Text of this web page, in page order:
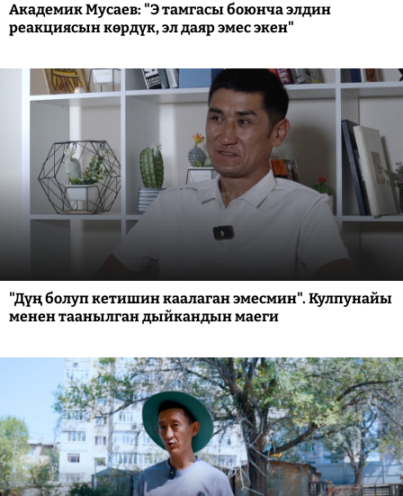
Академик Мусаев: "Э тамгасы боюнча элдин
реакциясын көрдүк, эл даяр эмес экен"
"Дүң болуп кетишин каалаган эмесмин". Кулпунайы
менен таанылган дыйкандын маеги